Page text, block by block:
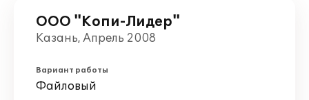
ООО "Копи-Лидер"
Казань, Апрель 2008
Вариант работы
Файловый